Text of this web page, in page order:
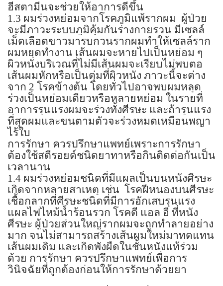
ฮีสตามีนจะช่วยให้อาการดีขึ้น
1.3 ผมร่วงหย่อมจากโรคภูมิแพ้รากผม ผู้ป่วย
จะมีภาวะระบบภูมิคุ้มกันร่างกายรวน มีเซลล์
เม็ดเลือดขาวมารบกวนรากผมทำให้เซลล์ราก
ผมหยุดทำงาน เส้นผมจะหายไปเป็นหย่อม ๆ
ผิวหนังบริเวณที่ไม่มีเส้นผมจะเรียบไม่พบตอ
เส้นผมหักหรือเป็นตุ่มที่ผิวหนัง ภาวะนี้จะต่าง
จาก 2 โรคข้างต้น โดยทั่วไปอาจพบผมหลุด
ร่วงเป็นหย่อมเดียวหรือหลายหย่อม ในรายที่
อาการรุนแรงผมจะร่วงทั้งศีรษะ และถ้ารุนแรง
ที่สุดผมและขนตามตัวจะร่วงหมดเหมือนพญา
ไร้ใบ
การรักษา ควรปรึกษาแพทย์เพราะการรักษา
ต้องใช้สตีรอยด์ชนิดยาทาหรือกินติดต่อกันเป็น
เวลานาน
1.4 ผมร่วงหย่อมชนิดที่มีแผลเป็นบนหนังศีรษะ
เกิดจากหลายสาเหตุ เช่น โรคฝีหนองบนศีรษะ
เชื้อกลากที่ศีรษะชนิดที่มีการอักเสบรุนแรง
แผลไฟไหม้น้ำร้อนรวก โรคดี แอล อี ที่หนัง
ศีรษะ ผู้ป่วยส่วนใหญ่รากผมจะถูกทำลายอย่าง
มาก จนไม่สามารถสร้างเส้นผมใหม่มาทดแทน
เส้นผมเดิม และเกิดพังผืดในชั้นหนังแท้ร่วม
ด้วย การรักษา ควรปรึกษาแพทย์เพื่อการ
วินิจฉัยที่ถูกต้องก่อนให้การรักษาด้วยยา